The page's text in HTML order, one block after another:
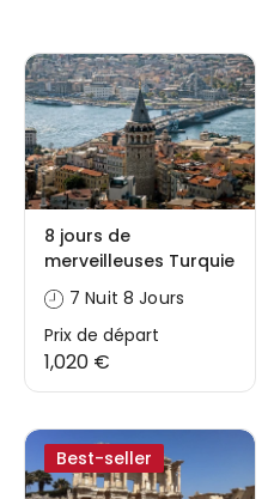
8 jours de
merveilleuses Turquie
7 Nuit 8 Jours
Prix ​​de départ
1,020 €
Best-seller